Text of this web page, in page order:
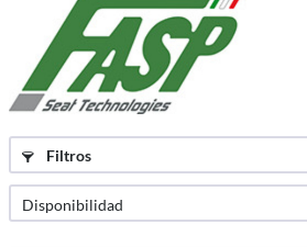
Filtros